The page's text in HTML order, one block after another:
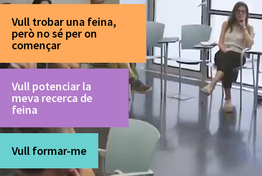
Vull trobar una feina,
però no sé per on
començar
Vull potenciar la
meva recerca de
feina
Vull formar-me